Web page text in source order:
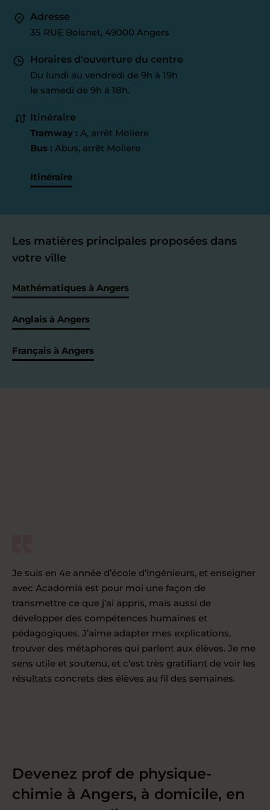
Adresse
35 RUE Boisnet, 49000 Angers
Horaires d'ouverture du centre
Du lundi au vendredi de 9h à 19h
le samedi de 9h à 18h.
Itinéraire
Tramway : A, arrêt Moliere
Bus : Abus, arrêt Moliere
Itinéraire
Les matières principales proposées dans
votre ville
Mathématiques à Angers
Anglais à Angers
Français à Angers
Je suis en 4e année d’école d’ingénieurs, et enseigner
avec Acadomia est pour moi une façon de
transmettre ce que j’ai appris, mais aussi de
développer des compétences humaines et
pédagogiques. J’aime adapter mes explications,
trouver des métaphores qui parlent aux élèves. Je me
sens utile et soutenu, et c’est très gratifiant de voir les
résultats concrets des élèves au fil des semaines.
Devenez prof de physique-
chimie à Angers, à domicile, en